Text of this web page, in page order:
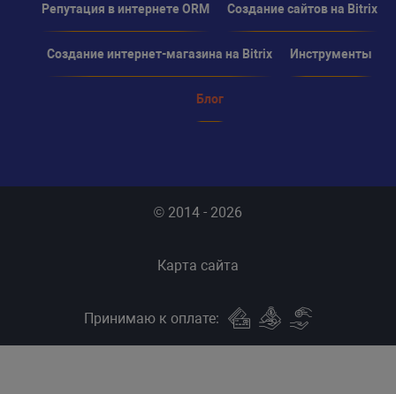
Репутация в интернете ORM Создание сайтов на Bitrix
Создание интернет-магазина на Bitrix Инструменты
Блог
© 2014 - 2026
Карта сайта
Принимаю к оплате: